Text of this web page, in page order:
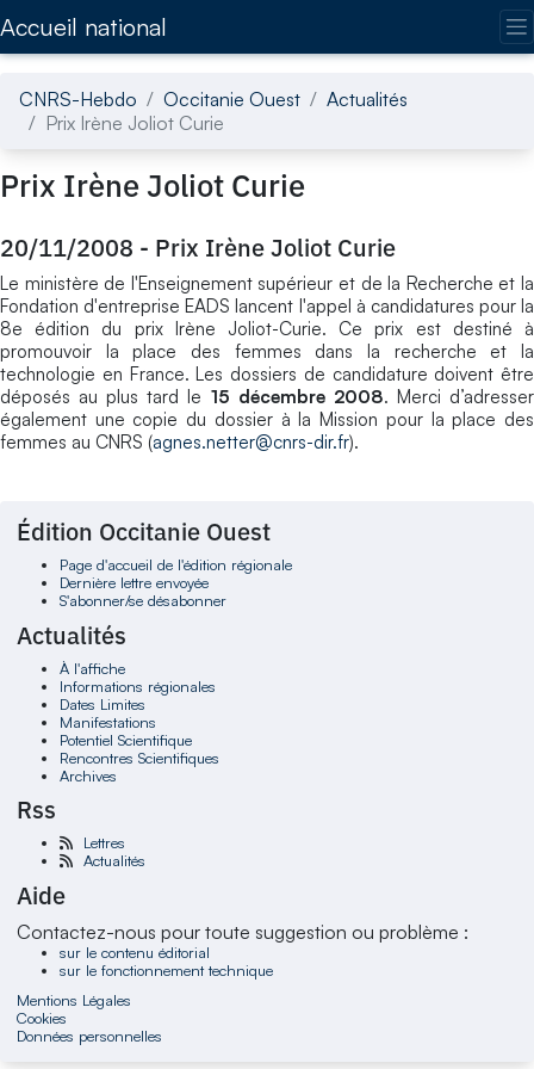
Accueil national
CNRS-Hebdo Occitanie Ouest
Actualités
Prix Irène Joliot Curie
Prix Irène Joliot Curie
20/11/2008 - Prix Irène Joliot Curie
Le ministère de l'Enseignement supérieur et de la Recherche et la
Fondation d'entreprise EADS lancent l'appel à candidatures pour la
8e édition du prix Irène Joliot-Curie. Ce prix est destiné à
promouvoir la place des femmes dans la recherche et la
technologie en France. Les dossiers de candidature doivent être
déposés au plus tard le 15 décembre 2008. Merci d’adresser
également une copie du dossier à la Mission pour la place des
femmes au CNRS (agnes.netter@cnrs-dir.fr).
Édition Occitanie Ouest
Page d'accueil de l'édition régionale
Dernière lettre envoyée
S'abonner/se désabonner
Actualités
À l'affiche
Informations régionales
Dates Limites
Manifestations
Potentiel Scientifique
Rencontres Scientifiques
Archives
Rss
Lettres
Actualités
Aide
Contactez-nous pour toute suggestion ou problème :
sur le contenu éditorial
sur le fonctionnement technique
Mentions Légales
Cookies
Données personnelles